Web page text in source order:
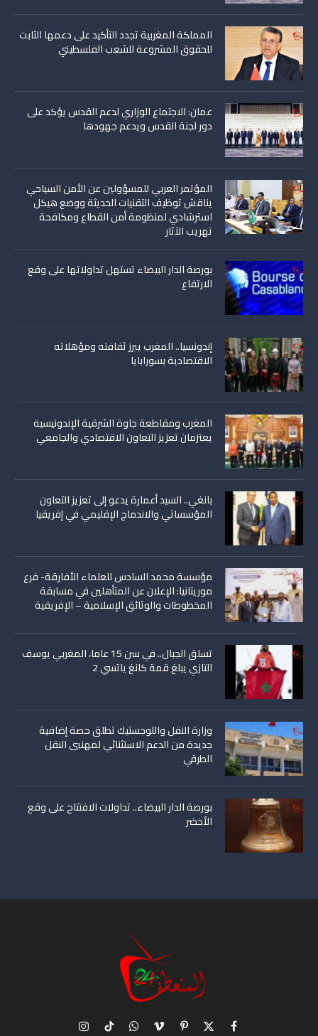
المملكة المغربية تجدد التأكيد على دعمها الثابت
للحقوق المشروعة للشعب الفلسطيني
عمان: الاجتماع الوزاري لدعم القدس يؤكد على
دور لجنة القدس ويدعم جهودها
المؤتمر العربي للمسؤولين عن الأمن السياحي
يناقش توظيف التقنيات الحديثة ووضع هيكل
استرشادي لمنظومة أمن القطاع ومكافحة
تهريب الآثار
بورصة الدار البيضاء تستهل تداولاتها على وقع
الارتفاع
إندونسيا.. المغرب يبرز ثفافته ومؤهلاته
الاقتصادية بسورابايا
المغرب ومقاطعة جاوة الشرقية الإندونيسية
يعتزمان تعزيز التعاون الاقتصادي والجامعي
بانغي.. السيد أعمارة يدعو إلى تعزيز التعاون
المؤسساتي والاندماج الإقليمي في إفريقيا
مؤسسة محمد السادس للعلماء الأفارقة- فرع
موريتانيا: الإعلان عن المتأهلين في مسابقة
المخطوطات والوثائق الإسلامية – الإفريقية
تسلق الجبال.. في سن 15 عاما، المغربي يوسف
التازي يبلغ قمة كانغ ياتسي 2
وزارة النقل واللوجستيك تطلق حصة إضافية
جديدة من الدعم الاستثنائي لمهنيي النقل
الطرقي
بورصة الدار البيضاء.. تداولات الافتتاح على وقع
الأخضر